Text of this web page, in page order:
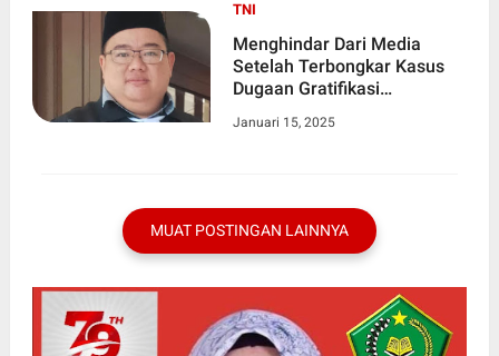
TNI
Menghindar Dari Media
Setelah Terbongkar Kasus
Dugaan Gratifikasi
Januari 15, 2025
MUAT POSTINGAN LAINNYA